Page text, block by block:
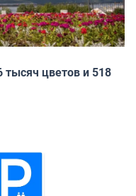
цветов и 518